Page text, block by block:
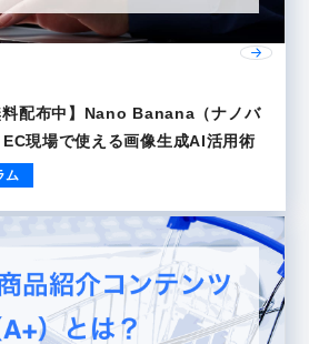
料配布中】Nano Banana（ナノバ
現場で使える画像生成AI活用術
ム